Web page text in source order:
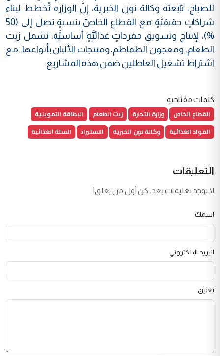
للصباح، تابعته وكالة نون الخبرية، إنَّ الوزارة تُخطط لبناء
شراكاتٍ حقيقيَّةٍ مع القطاع الخاصِّ بنسبةٍ تصل إلى (50
%)، لإنتاج وتسويق مفرداتٍ غذائيَّةٍ أساسيَّة، تشمل زيت
الطعام، ومعجون الطماطم، ومنتجات الألبان بأنواعها، مع
اشتراط تشغيل العاطلين ضمن هذه المشاريع.
كلمات مفتاحية
القطاع الخاص وزارة التجارة زيت الطعام
البطاقة التموينية
المواد الغذائية
وكالة نون الخبرية الاستيراد السلة الغذائية
التعليقات
لا توجد تعليقات بعد. كن أول من يعلق!
اسمك
البريد الإلكتروني
تعليق